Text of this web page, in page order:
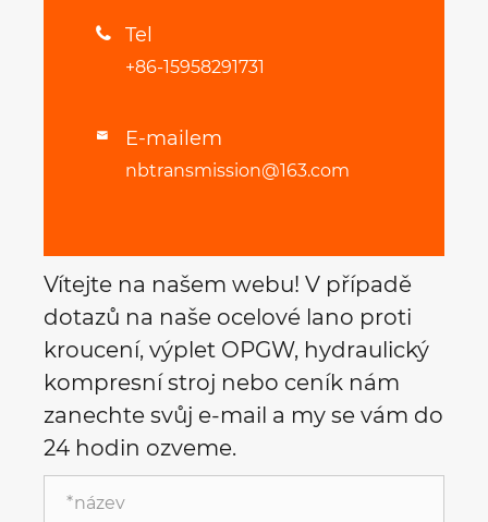
 Tel
+86-15958291731
 E-mailem
nbtransmission@163.com
Vítejte na našem webu! V případě
dotazů na naše ocelové lano proti
kroucení, výplet OPGW, hydraulický
kompresní stroj nebo ceník nám
zanechte svůj e-mail a my se vám do
24 hodin ozveme.